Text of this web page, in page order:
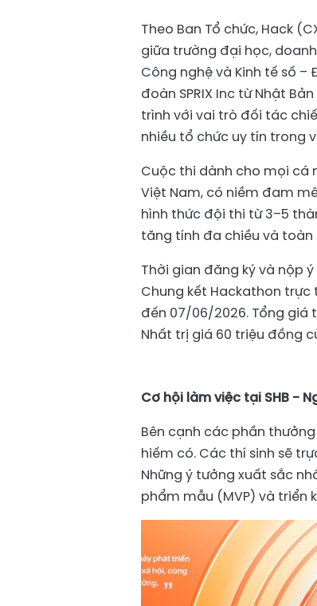
Theo Ban Tổ chức, Hack
giữa trường đại học,
Công nghệ và Kinh tế số –
đoàn SPRIX Inc từ Nhật
trình với vai trò đối tác
nhiều tổ chức uy tín trong
Cuộc thi dành cho mọi cá
Việt Nam, có niềm đam
hình thức đội thi từ 3–5
tăng tính đa chiều và
Thời gian đăng ký và nộp
Chung kết Hackathon
đến 07/06/2026. Tổng giá
Nhất trị giá 60 triệu đồng
Cơ hội làm việc tại SHB -
Bên cạnh các phần
hiếm có. Các thí sinh sẽ
Những ý tưởng xuất sắc
phẩm mẫu (MVP) và triển